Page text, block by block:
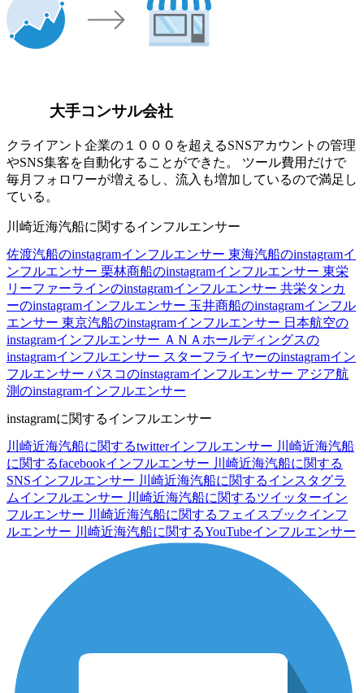
大手コンサル会社
クライアント企業の１０００を超えるSNSアカウントの管理
やSNS集客を自動化することができた。 ツール費用だけで
毎月フォロワーが増えるし、流入も増加しているので満足し
ている。
川崎近海汽船に関するインフルエンサー
佐渡汽船のinstagramインフルエンサー 東海汽船のinstagramイ
ンフルエンサー 栗林商船のinstagramインフルエンサー 東栄
リーファーラインのinstagramインフルエンサー 共栄タンカ
ーのinstagramインフルエンサー 玉井商船のinstagramインフル
エンサー 東京汽船のinstagramインフルエンサー 日本航空の
instagramインフルエンサー ＡＮＡホールディングスの
instagramインフルエンサー スターフライヤーのinstagramイン
フルエンサー パスコのinstagramインフルエンサー アジア航
測のinstagramインフルエンサー
instagramに関するインフルエンサー
川崎近海汽船に関するtwitterインフルエンサー 川崎近海汽船
に関するfacebookインフルエンサー 川崎近海汽船に関する
SNSインフルエンサー 川崎近海汽船に関するインスタグラ
ムインフルエンサー 川崎近海汽船に関するツイッターイン
フルエンサー 川崎近海汽船に関するフェイスブックインフ
ルエンサー 川崎近海汽船に関するYouTubeインフルエンサー